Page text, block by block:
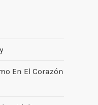
En El Corazón